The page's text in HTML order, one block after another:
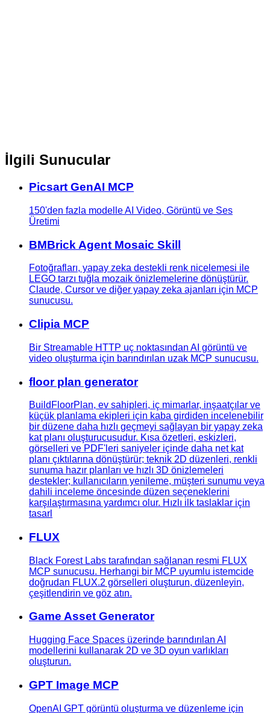
İlgili Sunucular
Picsart GenAI MCP
150'den fazla modelle AI Video, Görüntü ve Ses
Üretimi
BMBrick Agent Mosaic Skill
Fotoğrafları, yapay zeka destekli renk nicelemesi ile
LEGO tarzı tuğla mozaik önizlemelerine dönüştürür.
Claude, Cursor ve diğer yapay zeka ajanları için MCP
sunucusu.
Clipia MCP
Bir Streamable HTTP uç noktasından AI görüntü ve
video oluşturma için barındırılan uzak MCP sunucusu.
floor plan generator
BuildFloorPlan, ev sahipleri, iç mimarlar, inşaatçılar ve
küçük planlama ekipleri için kaba girdiden incelenebilir
bir düzene daha hızlı geçmeyi sağlayan bir yapay zeka
kat planı oluşturucusudur. Kısa özetleri, eskizleri,
görselleri ve PDF'leri saniyeler içinde daha net kat
planı çıktılarına dönüştürür; teknik 2D düzenleri, renkli
sunuma hazır planları ve hızlı 3D önizlemeleri
destekler; kullanıcıların yenileme, müşteri sunumu veya
dahili inceleme öncesinde düzen seçeneklerini
karşılaştırmasına yardımcı olur. Hızlı ilk taslaklar için
tasarl
FLUX
Black Forest Labs tarafından sağlanan resmi FLUX
MCP sunucusu. Herhangi bir MCP uyumlu istemcide
doğrudan FLUX.2 görselleri oluşturun, düzenleyin,
çeşitlendirin ve göz atın.
Game Asset Generator
Hugging Face Spaces üzerinde barındırılan AI
modellerini kullanarak 2D ve 3D oyun varlıkları
oluşturun.
GPT Image MCP
OpenAI GPT görüntü oluşturma ve düzenleme için